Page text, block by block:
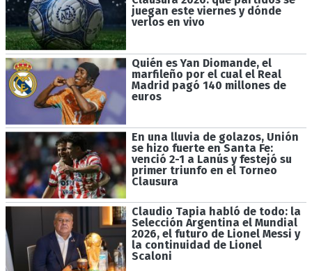
juegan este viernes y dónde
verlos en vivo
Quién es Yan Diomande, el
marfileño por el cual el Real
Madrid pagó 140 millones de
euros
En una lluvia de golazos, Unión
se hizo fuerte en Santa Fe:
venció 2-1 a Lanús y festejó su
primer triunfo en el Torneo
Clausura
Claudio Tapia habló de todo: la
Selección Argentina el Mundial
2026, el futuro de Lionel Messi y
la continuidad de Lionel
Scaloni